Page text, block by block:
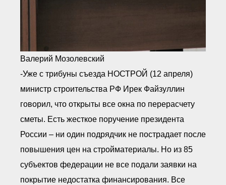
Валерий Мозолевский
-Уже с трибуны съезда НОСТРОЙ (12 апреля)
министр строительства РФ Ирек Файзуллин
говорил, что открыты все окна по перерасчету
сметы. Есть жесткое поручение президента
России – ни один подрядчик не пострадает после
повышения цен на стройматериалы. Но из 85
субъектов федерации не все подали заявки на
покрытие недостатка финансирования. Все